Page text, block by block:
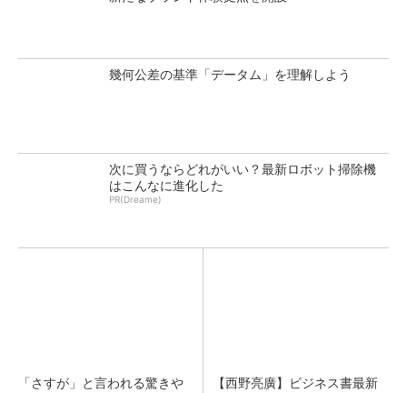
幾何公差の基準「データム」を理解しよう
次に買うならどれがいい？最新ロボット掃除機
はこんなに進化した
PR(Dreame)
「さすが」と言われる驚きや
【西野亮廣】ビジネス書最新